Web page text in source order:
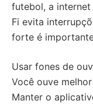
futebol, a internet
Fi evita
forte é
Usar fones de
Você ouve
Manter o